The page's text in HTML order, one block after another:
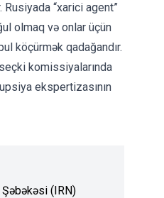
“xarici agent”
olmaq və onlar üçün
köçürmək qadağandır.
komissiyalarında
ekspertizasının
(IRN)